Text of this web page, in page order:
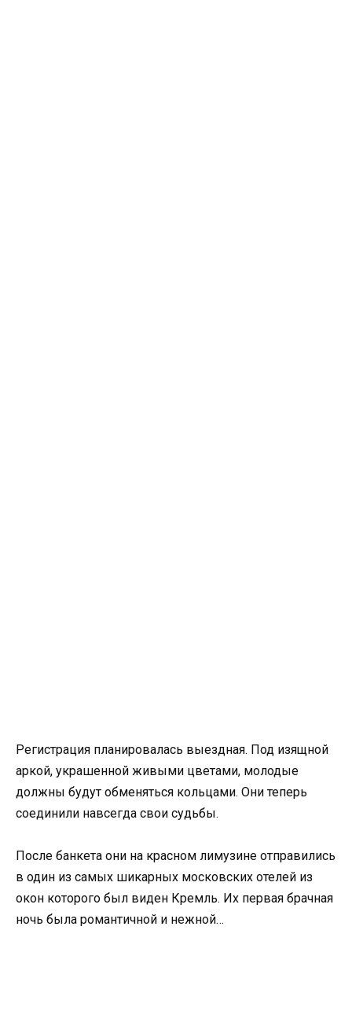
Регистрация планировалась выездная. Под изящной
аркой, украшенной живыми цветами, молодые
должны будут обменяться кольцами. Они теперь
соединили навсегда свои судьбы.
После банкета они на красном лимузине отправились
в один из самых шикарных московских отелей из
окон которого был виден Кремль. Их первая брачная
ночь была романтичной и нежной…